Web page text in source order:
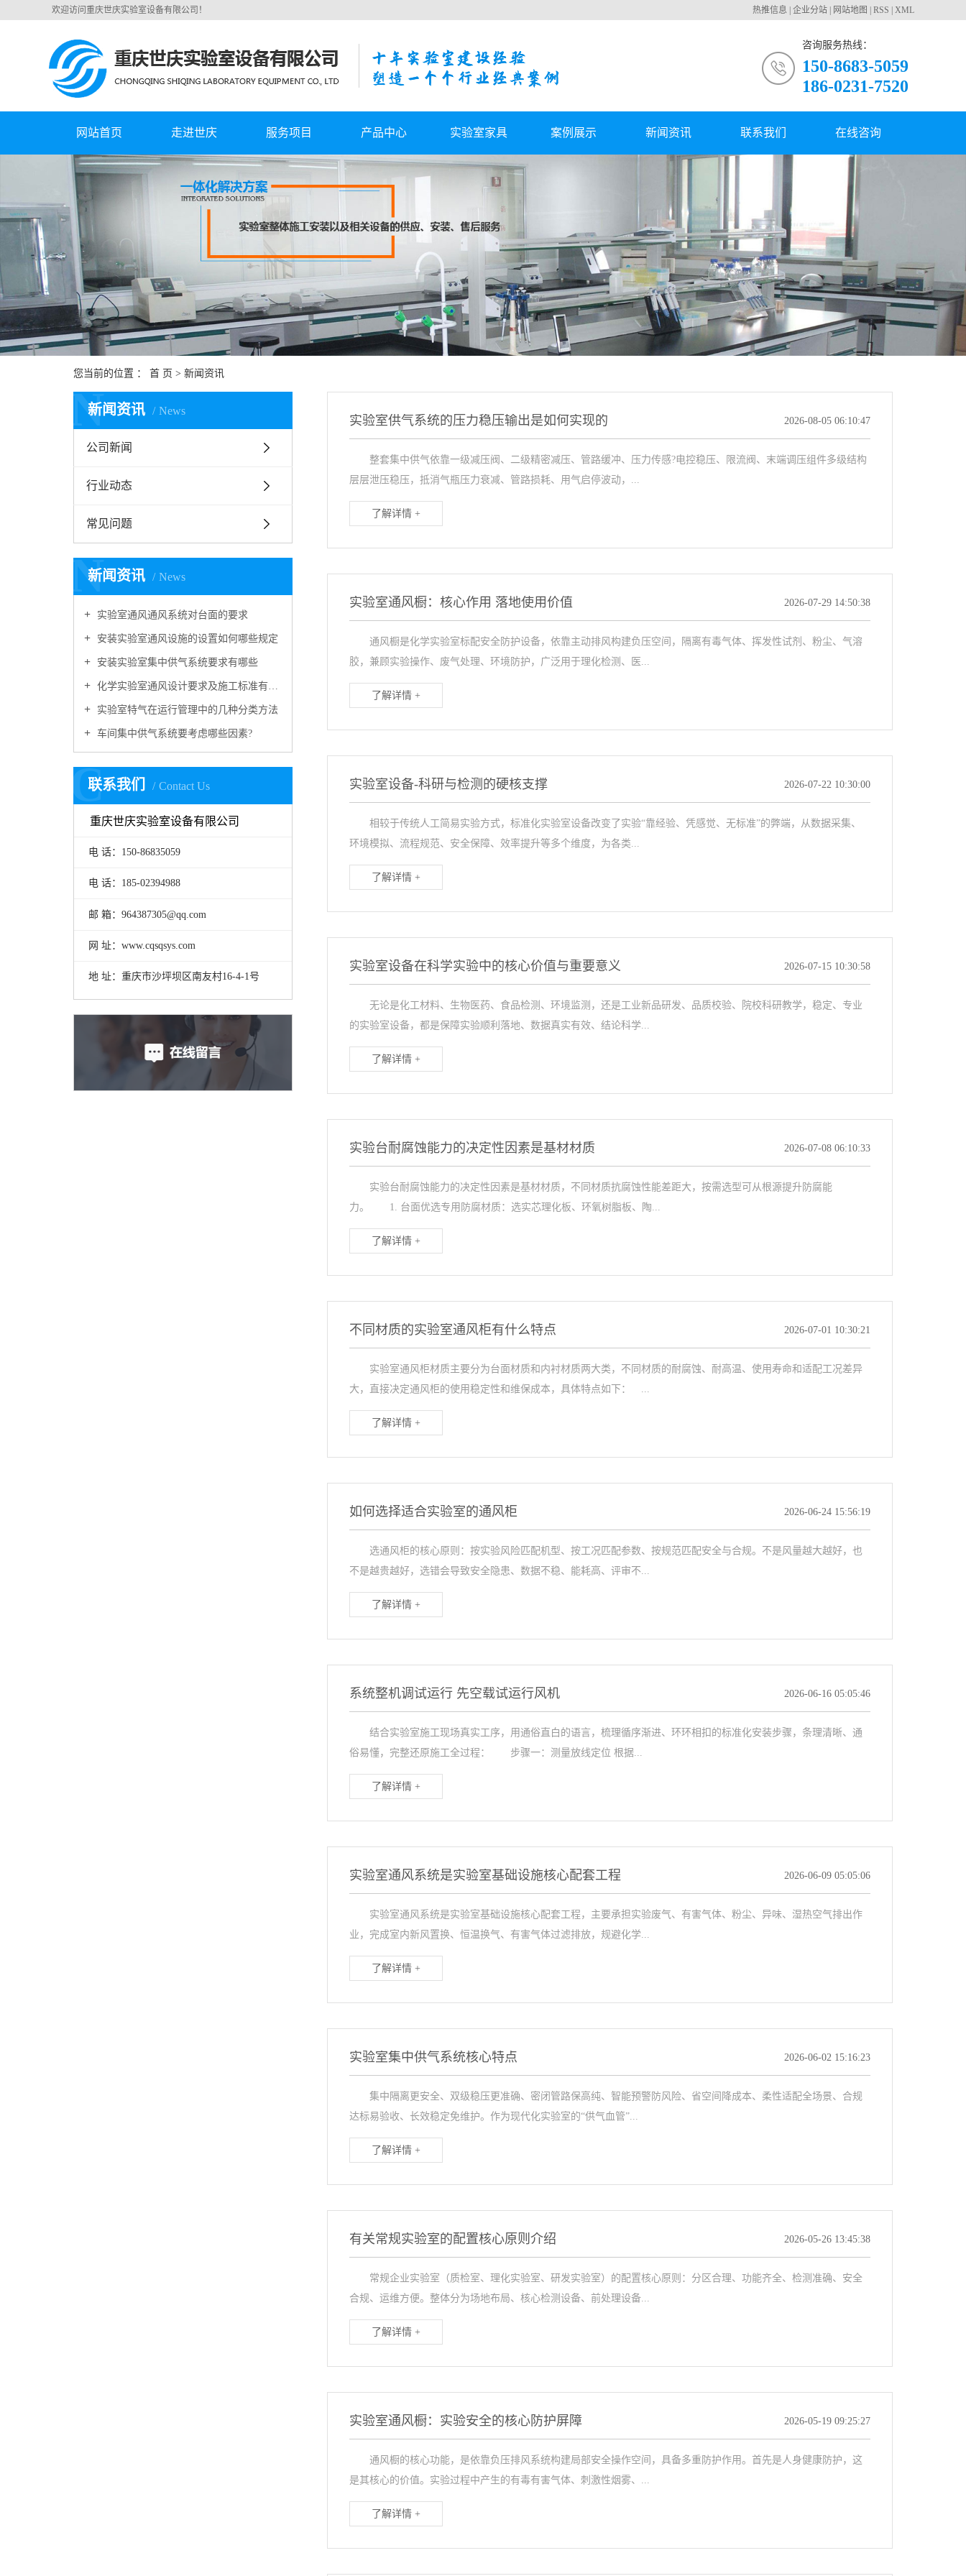
欢迎访问重庆世庆实验室设备有限公司！ 热推信息 企业分站 网站地图 RSS XML
咨询服务热线：
150-8683-5059
186-0231-7520
网站首页 走进世庆
公司简介
营业执照
服务项目
实验室集中供气
实验室通风系统
实验室规划设计
实验室家具
特气二次配
产品中心
实验室工作台
自动切换汇流排
实验室通风柜
实验室其他配件
实验室家具
实验室家具 案例展示 新闻资讯
常见问题
联系我们 在线咨询
您当前的位置 ： 首 页 > 新闻资讯
新闻资讯 News
N
公司新闻
行业动态
常见问题
新闻资讯 News
N
实验室通风通风系统对台面的要求
安装实验室通风设施的设置如何哪些规定
安装实验室集中供气系统要求有哪些
化学实验室通风设计要求及施工标准有哪些
实验室特气在运行管理中的几种分类方法
车间集中供气系统要考虑哪些因素?
联系我们 Contact Us
C
重庆世庆实验室设备有限公司
电 话：150-86835059
电 话：185-02394988
邮 箱：964387305@qq.com
网 址：www.cqsqsys.com
地 址：重庆市沙坪坝区南友村16-4-1号
实验室供气系统的压力稳压输出是如何实现的 2026-08-05 06:10:47
整套集中供气依靠一级减压阀、二级精密减压、管路缓冲、压力传感?电控稳压、限流阀、末端调压组件多级结构
层层泄压稳压，抵消气瓶压力衰减、管路损耗、用气启停波动，...
了解详情 +
实验室通风橱：核心作用 落地使用价值 2026-07-29 14:50:38
通风橱是化学实验室标配安全防护设备，依靠主动排风构建负压空间，隔离有毒气体、挥发性试剂、粉尘、气溶
胶，兼顾实验操作、废气处理、环境防护，广泛用于理化检测、医...
了解详情 +
实验室设备-科研与检测的硬核支撑 2026-07-22 10:30:00
相较于传统人工简易实验方式，标准化实验室设备改变了实验“靠经验、凭感觉、无标准”的弊端，从数据采集、
环境模拟、流程规范、安全保障、效率提升等多个维度，为各类...
了解详情 +
实验室设备在科学实验中的核心价值与重要意义 2026-07-15 10:30:58
无论是化工材料、生物医药、食品检测、环境监测，还是工业新品研发、品质校验、院校科研教学，稳定、专业
的实验室设备，都是保障实验顺利落地、数据真实有效、结论科学...
了解详情 +
实验台耐腐蚀能力的决定性因素是基材材质 2026-07-08 06:10:33
实验台耐腐蚀能力的决定性因素是基材材质，不同材质抗腐蚀性能差距大，按需选型可从根源提升防腐能
力。 1. 台面优选专用防腐材质：选实芯理化板、环氧树脂板、陶...
了解详情 +
不同材质的实验室通风柜有什么特点 2026-07-01 10:30:21
实验室通风柜材质主要分为台面材质和内衬材质两大类，不同材质的耐腐蚀、耐高温、使用寿命和适配工况差异
大，直接决定通风柜的使用稳定性和维保成本，具体特点如下： ...
了解详情 +
如何选择适合实验室的通风柜 2026-06-24 15:56:19
选通风柜的核心原则：按实验风险匹配机型、按工况匹配参数、按规范匹配安全与合规。不是风量越大越好，也
不是越贵越好，选错会导致安全隐患、数据不稳、能耗高、评审不...
了解详情 +
系统整机调试运行 先空载试运行风机 2026-06-16 05:05:46
结合实验室施工现场真实工序，用通俗直白的语言，梳理循序渐进、环环相扣的标准化安装步骤，条理清晰、通
俗易懂，完整还原施工全过程： 步骤一：测量放线定位 根据...
了解详情 +
实验室通风系统是实验室基础设施核心配套工程 2026-06-09 05:05:06
实验室通风系统是实验室基础设施核心配套工程，主要承担实验废气、有害气体、粉尘、异味、湿热空气排出作
业，完成室内新风置换、恒温换气、有害气体过滤排放，规避化学...
了解详情 +
实验室集中供气系统核心特点 2026-06-02 15:16:23
集中隔离更安全、双级稳压更准确、密闭管路保高纯、智能预警防风险、省空间降成本、柔性适配全场景、合规
达标易验收、长效稳定免维护。作为现代化实验室的“供气血管”...
了解详情 +
有关常规实验室的配置核心原则介绍 2026-05-26 13:45:38
常规企业实验室（质检室、理化实验室、研发实验室）的配置核心原则：分区合理、功能齐全、检测准确、安全
合规、运维方便。整体分为场地布局、核心检测设备、前处理设备...
了解详情 +
实验室通风橱：实验安全的核心防护屏障 2026-05-19 09:25:27
通风橱的核心功能，是依靠负压排风系统构建局部安全操作空间，具备多重防护作用。首先是人身健康防护，这
是其核心的价值。实验过程中产生的有毒有害气体、刺激性烟雾、...
了解详情 +